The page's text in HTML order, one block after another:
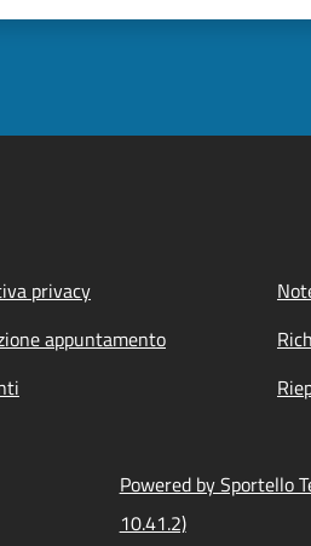
privacy
appuntamento
Powered by Sportello
10.41.2)